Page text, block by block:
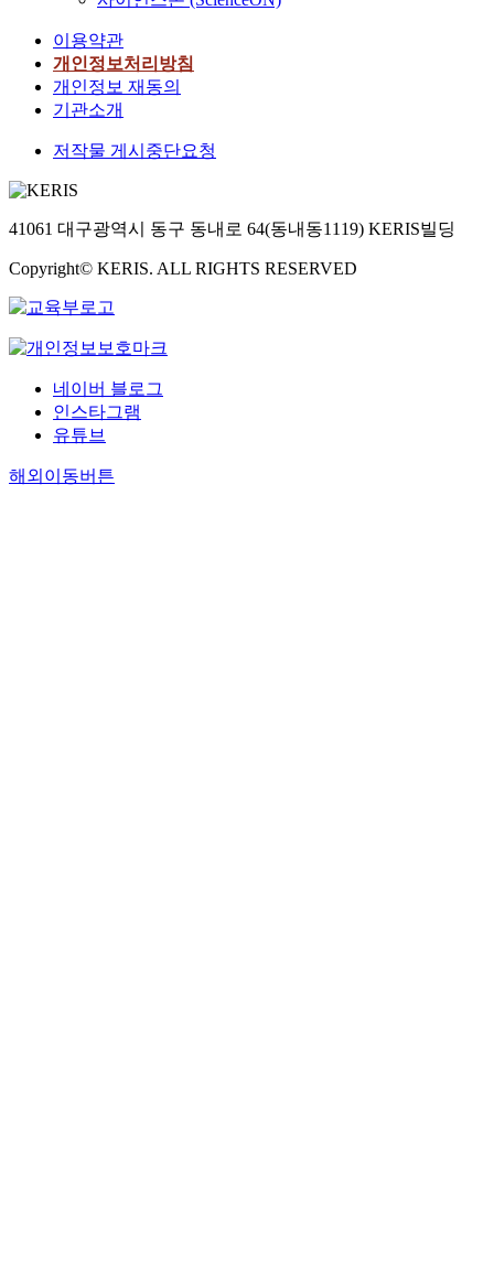
이용약관
개인정보처리방침
개인정보 재동의
기관소개
저작물 게시중단요청
41061 대구광역시 동구 동내로 64(동내동1119) KERIS빌딩
Copyright© KERIS. ALL RIGHTS RESERVED
네이버 블로그
인스타그램
유튜브
해외이동버튼